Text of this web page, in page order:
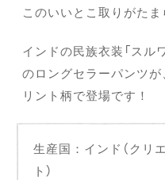
このいいとこ取りがたま
インドの民族衣装「スル
のロングセラーパンツ
リント柄で登場です！
生産国：インド（クリ
ト）